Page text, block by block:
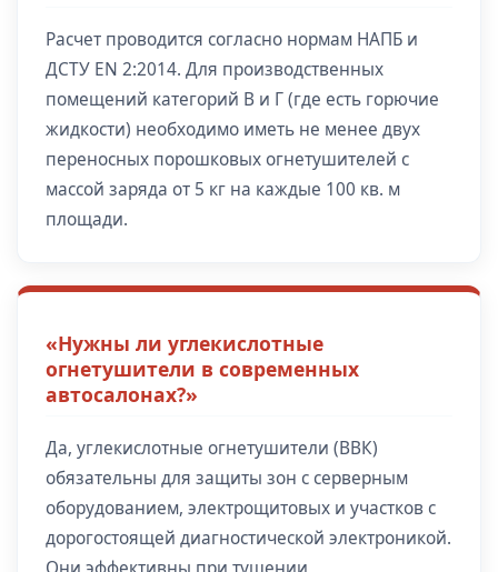
Расчет проводится согласно нормам НАПБ и
ДСТУ EN 2:2014. Для производственных
помещений категорий В и Г (где есть горючие
жидкости) необходимо иметь не менее двух
переносных порошковых огнетушителей с
массой заряда от 5 кг на каждые 100 кв. м
площади.
«Нужны ли углекислотные
огнетушители в современных
автосалонах?»
Да, углекислотные огнетушители (ВВК)
обязательны для защиты зон с серверным
оборудованием, электрощитовых и участков с
дорогостоящей диагностической электроникой.